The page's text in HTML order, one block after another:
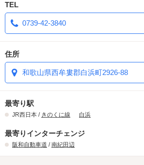
TEL
0739-42-3840
住所
和歌山県西牟婁郡白浜町2926-88
最寄り駅
JR西日本 / きのくに線 白浜
最寄りインターチェンジ
阪和自動車道 /南紀田辺